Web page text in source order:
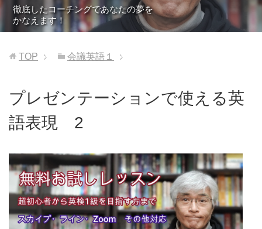
徹底したコーチングであなたの夢を
かなえます！
TOP 会議英語１
プレゼンテーションで使える英
語表現 2